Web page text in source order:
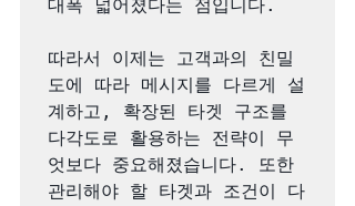
대폭 넓어졌다는 점입니다.
따라서 이제는 고객과의 친밀
도에 따라 메시지를 다르게 설
계하고, 확장된 타겟 구조를
다각도로 활용하는 전략이 무
엇보다 중요해졌습니다. 또한
관리해야 할 타겟과 조건이 다